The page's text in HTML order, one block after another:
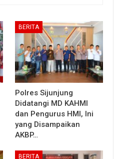
BERITA
Polres Sijunjung
Didatangi MD KAHMI
dan Pengurus HMI, Ini
yang Disampaikan
AKBP…
BERITA